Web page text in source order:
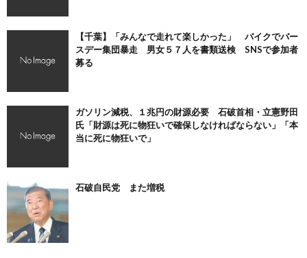
【千葉】「みんなで走れて楽しかった」 バイクでバー
スデー集団暴走 男女５７人を書類送検 SNSで参加者
募る
ガソリン減税、１兆円の財源必要 石破首相・立憲野田
氏「財源は死に物狂いで確保しなければならない」「本
当に死に物狂いで」
石破自民党 また増税